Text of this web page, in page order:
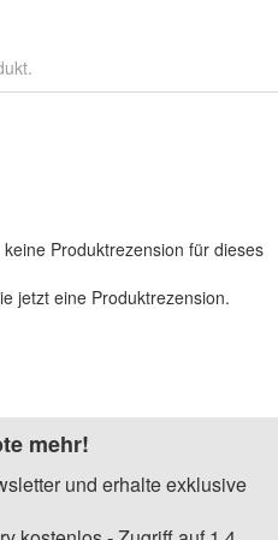
Produktrezension für dieses
jetzt eine Produktrezension.
mehr!
und erhalte exklusive